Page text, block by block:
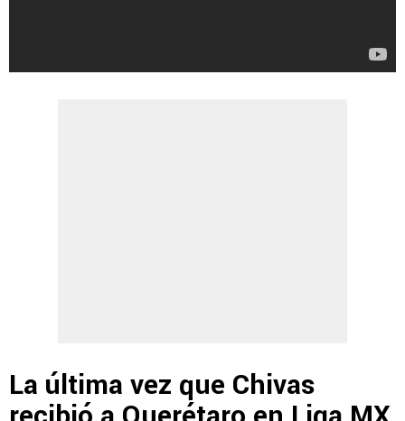
La última vez que Chivas